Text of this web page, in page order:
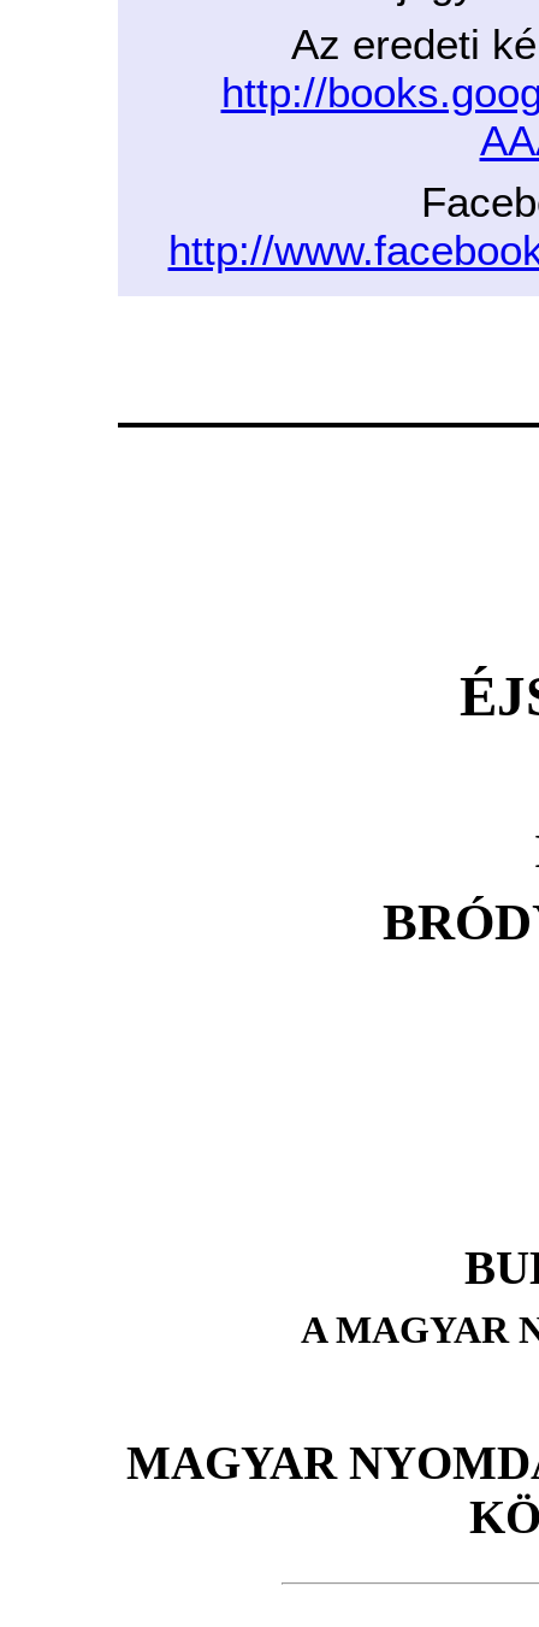
Az eredeti
http://
http://
A MAGYAR
MAGYAR